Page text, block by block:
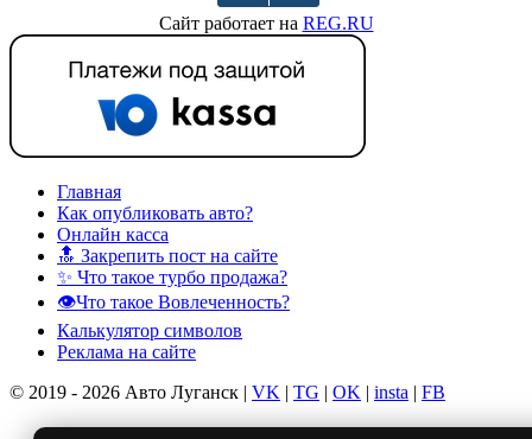
Сайт работает на REG.RU
Главная
Как опубликовать авто?
Онлайн касса
🔝 Закрепить пост на сайте
✨ Что такое турбо продажа?
👁️Что такое Вовлеченность?
Калькулятор символов
Реклама на сайте
© 2019 - 2026 Авто Луганск | VK | TG | OK | insta | FB